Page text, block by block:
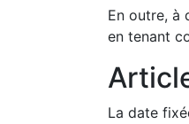
En outre, à
en tenant
La date